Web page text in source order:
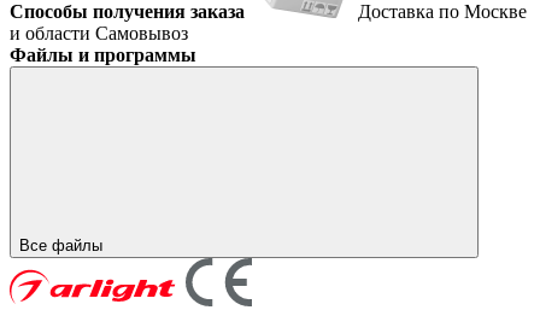
Способы получения заказа
Доставка по Москве
и области Самовывоз
Файлы и программы
Все файлы